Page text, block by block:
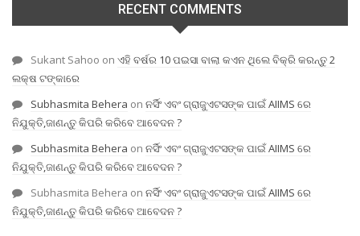
RECENT COMMENTS
Sukant Sahoo on ଏହି ବର୍ଷର 10 ପଇସା ବାଲା କଏନ ଥିଲେ ବିକ୍ରି କରନ୍ତୁ 2
ଲକ୍ଷ ଟଙ୍କାରେ
Subhasmita Behera on ନର୍ସିଂ ଏବଂ ଗ୍ରାଜୁଏଟସଙ୍କ ପାଇଁ AIIMS ରେ
ନିଯୁକ୍ତି,ଜାଣନ୍ତୁ କିପରି କରିବେ ଆବେଦନ ?
Subhasmita Behera on ନର୍ସିଂ ଏବଂ ଗ୍ରାଜୁଏଟସଙ୍କ ପାଇଁ AIIMS ରେ
ନିଯୁକ୍ତି,ଜାଣନ୍ତୁ କିପରି କରିବେ ଆବେଦନ ?
Subhasmita Behera on ନର୍ସିଂ ଏବଂ ଗ୍ରାଜୁଏଟସଙ୍କ ପାଇଁ AIIMS ରେ
ନିଯୁକ୍ତି,ଜାଣନ୍ତୁ କିପରି କରିବେ ଆବେଦନ ?